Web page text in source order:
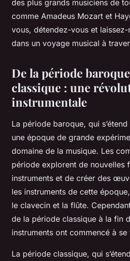
des plus grands musiciens de
comme Amadeus Mozart et
vous, détendez-vous et
dans un voyage musical à
De la période
classique : une
instrumentale
La période baroque, qui
une époque de grande
domaine de la musique. Les
période explorent de nouvelles
instruments et de créer des
les instruments de cette
le clavecin et la flûte.
de la période classique à la fin
instruments ont commencé à se
La période classique, qui